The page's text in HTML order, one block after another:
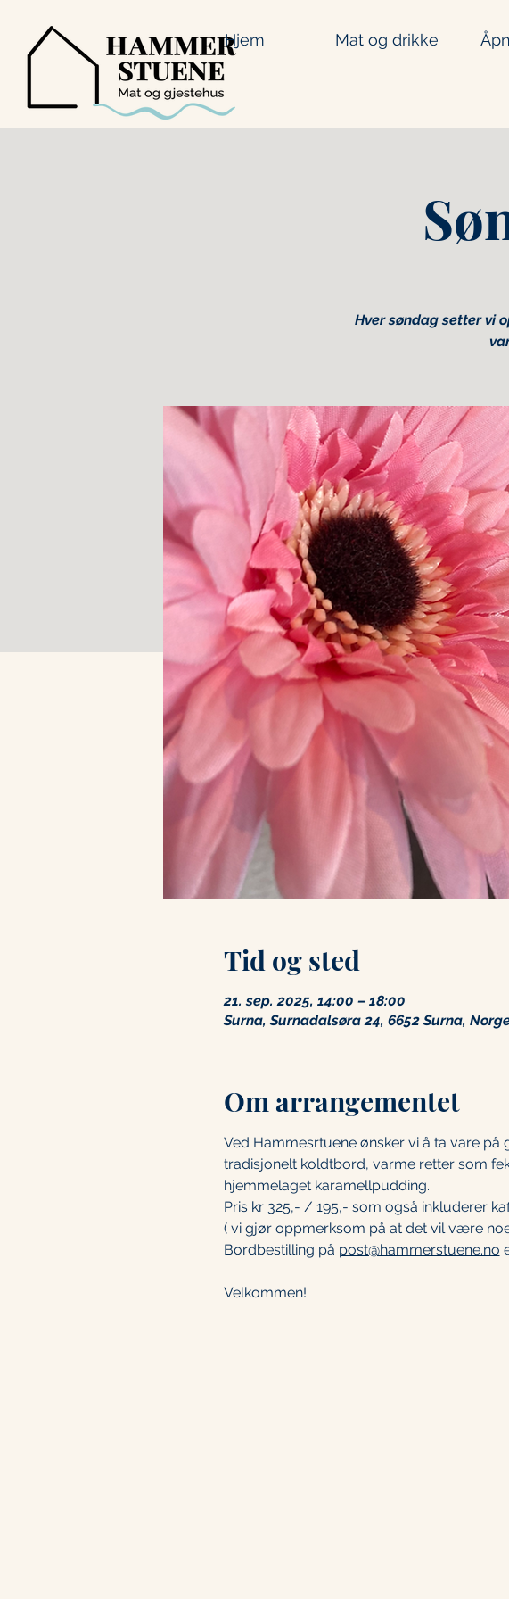
Hjem Mat og drikke
Hver søndag setter vi
Tid og sted
21. sep. 2025, 14:00 – 18:00
Surna, Surnadalsøra 24, 6652 Surna,
Om arrangementet
Ved Hammesrtuene ønsker vi å ta vare
tradisjonelt koldtbord, varme retter som
hjemmelaget karamellpudding.
Pris kr 325,- / 195,- som også inkluderer
( vi gjør oppmerksom på at det vil være
Bordbestilling på post@hammerstuene.no
Velkommen!